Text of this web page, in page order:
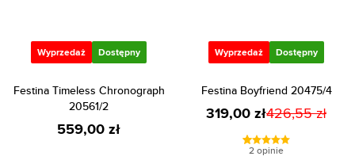
Wyprzedaż Dostępny
Festina Timeless Chronograph
20561/2
559,00 zł
Wyprzedaż Dostępny
Festina Boyfriend 20475/4
319,00 zł426,55 zł
2 opinie